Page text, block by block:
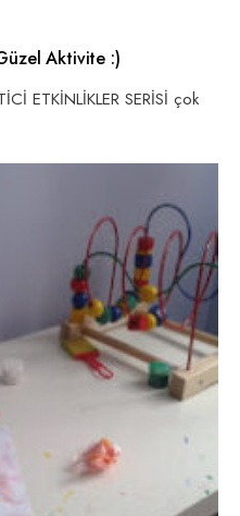
Aktivite :)
ETKİNLİKLER SERİSİ çok